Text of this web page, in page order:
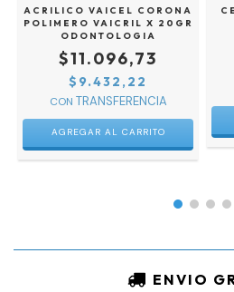
ACRILICO VAICEL CORONA
POLIMERO VAICRIL X 20GR
ODONTOLOGIA
$11.096,73
$9.432,22
CON
AGREGAR AL CARRITO
ENVIO